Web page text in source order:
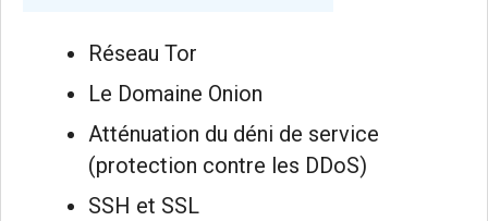
Réseau Tor
Le Domaine Onion
Atténuation du déni de service
(protection contre les DDoS)
SSH et SSL